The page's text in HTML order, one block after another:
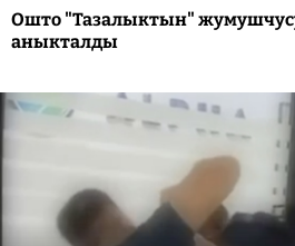
Ошто "Тазалыктын"
аныкталды